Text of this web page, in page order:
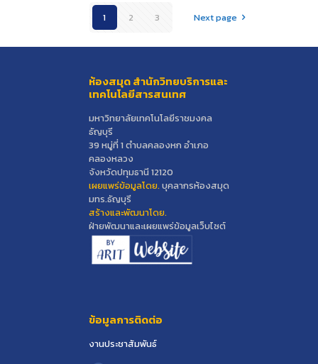
1 2 3 Next page
ห้องสมุด สำนักวิทยบริการและ
เทคโนโลยีสารสนเทศ
มหาวิทยาลัยเทคโนโลยีราชมงคล
ธัญบุรี
39 หมู่ที่ 1 ตำบลคลองหก อำเภอ
คลองหลวง
จังหวัดปทุมธานี 12120
เผยแพร่ข้อมูลโดย.บุคลากรห้องสมุด
มทร.ธัญบุรี
สร้างและพัฒนาโดย.
ฝ่ายพัฒนาและเผยแพร่ข้อมูลเว็บไซต์
ข้อมูลการติดต่อ
งานประชาสัมพันธ์